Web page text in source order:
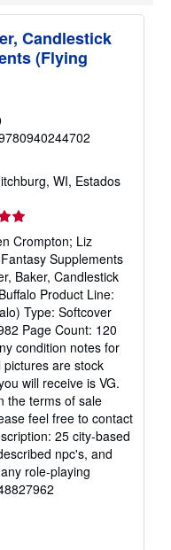
d
e
e
n
n
o
r
t
a
f
s
d
e
e
n
v
í
o
Candlestick
(Flying
WI, Estados
Crompton; Liz
Supplements
Baker, Candlestick
Product Line:
Type: Softcover
Page Count: 120
condition notes for
are stock
will receive is VG.
the terms of sale
feel free to contact
25 city-based
npc's, and
role-playing